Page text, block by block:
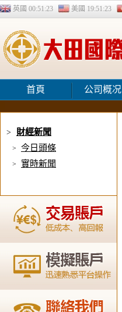
英國 00:51:24 美國 19:51:24
首頁 公司概况
> 財經新聞
> 今日頭條
> 實時新聞